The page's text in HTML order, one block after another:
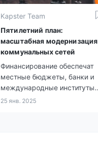
Kapster Team
Пятилетний план:
масштабная модернизация
коммунальных сетей
Финансирование обеспечат
местные бюджеты, банки и
международные институты
развития.
25 янв. 2025